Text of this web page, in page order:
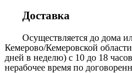
Доставка
Осуществляется до дома
Кемерово/Кемеровской
дней в неделю) с 10 до 18
нерабочее время по